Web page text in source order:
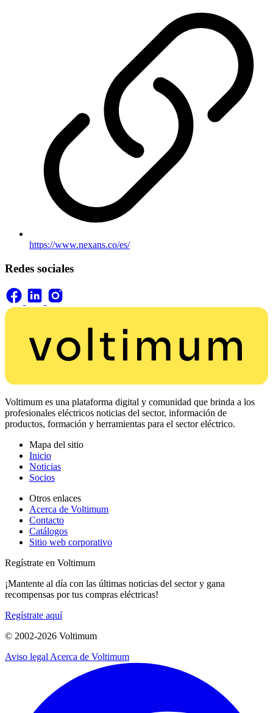
https://www.nexans.co/es/
Redes sociales
Voltimum es una plataforma digital y comunidad que brinda a los
profesionales eléctricos noticias del sector, información de
productos, formación y herramientas para el sector eléctrico.
Mapa del sitio
Inicio
Noticias
Socios
Otros enlaces
Acerca de Voltimum
Contacto
Catálogos
Sitio web corporativo
Regístrate en Voltimum
¡Mantente al día con las últimas noticias del sector y gana
recompensas por tus compras eléctricas!
Regístrate aquí
© 2002-2026 Voltimum
Aviso legal Acerca de Voltimum